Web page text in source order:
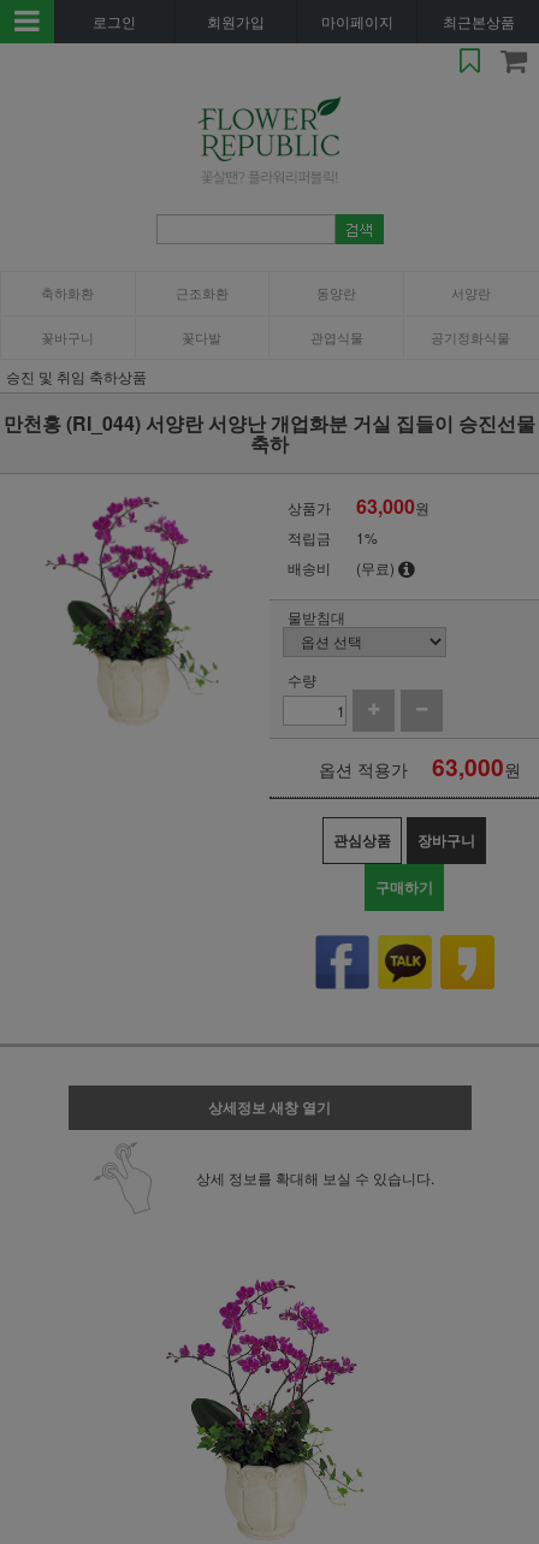
로그인 회원가입 마이페이지 최근본상품
축하화환 근조화환 동양란 서양란
꽃바구니 꽃다발 관엽식물 공기정화식물
승진 및 취임 축하상품
만천홍 (RI_044) 서양란 서양난 개업화분 거실 집들이 승진선물
축하
상품가 63,000원
적립금
1%
배송비
(무료)
물받침대
수량
옵션 적용가 63,000원
관심상품 장바구니
구매하기
상세정보 새창 열기
상세 정보를 확대해 보실 수 있습니다.